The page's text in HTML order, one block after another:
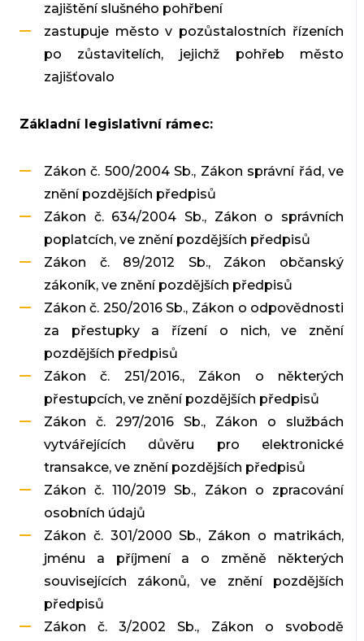
zajištění slušného pohřbení
zastupuje město v pozůstalostních řízeních
po zůstavitelích, jejichž pohřeb město
zajišťovalo
Základní legislativní rámec:
Zákon č. 500/2004 Sb., Zákon správní řád, ve
znění pozdějších předpisů
Zákon č. 634/2004 Sb., Zákon o správních
poplatcích, ve znění pozdějších předpisů
Zákon č. 89/2012 Sb., Zákon občanský
zákoník, ve znění pozdějších předpisů
Zákon č. 250/2016 Sb., Zákon o odpovědnosti
za přestupky a řízení o nich, ve znění
pozdějších předpisů
Zákon č. 251/2016., Zákon o některých
přestupcích, ve znění pozdějších předpisů
Zákon č. 297/2016 Sb., Zákon o službách
vytvářejících důvěru pro elektronické
transakce, ve znění pozdějších předpisů
Zákon č. 110/2019 Sb., Zákon o zpracování
osobních údajů
Zákon č. 301/2000 Sb., Zákon o matrikách,
jménu a příjmení a o změně některých
souvisejících zákonů, ve znění pozdějších
předpisů
Zákon č. 3/2002 Sb., Zákon o svobodě